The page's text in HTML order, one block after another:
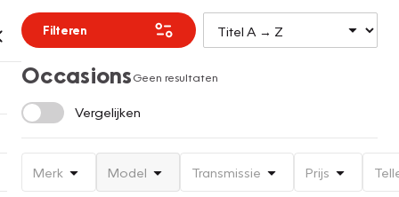
Filteren
OccasionsGeen resultaten
Vergelijken
Merk Model Transmissie Prijs